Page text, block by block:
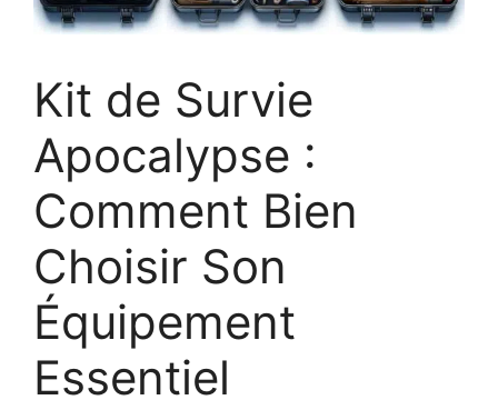
Kit de Survie
Apocalypse :
Comment Bien
Choisir Son
Équipement
Essentiel